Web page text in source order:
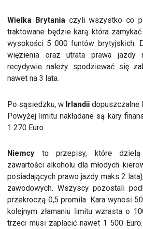
Wielka Brytania czyli wszystko co
traktowane będzie karą która
wysokości 5 000 funtów brytyjskich.
więzienia oraz utrata prawa jazdy
recydywie należy spodziewać się
nawet na 3 lata.
Po sąsiedzku, w Irlandii dopuszczalne
Powyżej limitu nakładane są kary
1 270 Euro.
Niemcy to przepisy, które dzielą
zawartości alkoholu dla młodych
posiadających prawo jazdy maks 2
zawodowych. Wszyscy pozostali
przekroczą 0,5 promila. Kara wynosi
kolejnym złamaniu limitu wzrasta o
trzeci musi zapłacić nawet 1 500